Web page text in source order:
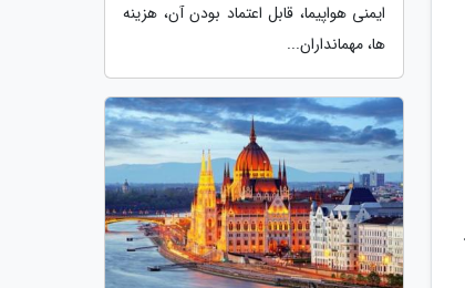
ایمنی هواپیما، قابل اعتماد بودن آن، هزینه
ها، مهمانداران...